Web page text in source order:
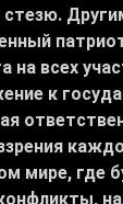
на всех
к
мире, где